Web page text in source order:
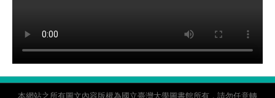
本網站之所有圖文內容版權為國立臺灣大學圖書館所有，請勿任意轉